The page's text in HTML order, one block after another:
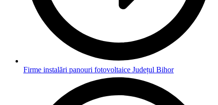
Firme instalări panouri fotovoltaice Județul Bihor